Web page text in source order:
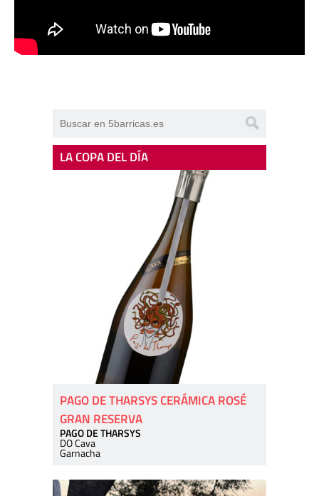
LA COPA DEL DÍA
PAGO DE THARSYS CERÁMICA ROSÉ
GRAN RESERVA
PAGO DE THARSYS
DO Cava
Garnacha